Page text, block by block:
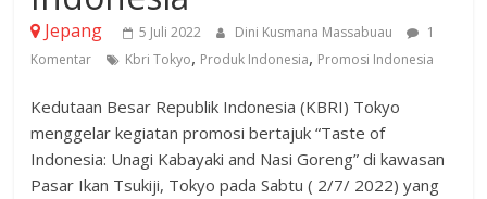
Jepang 5 Juli 2022 Dini Kusmana Massabuau
1
Komentar
Kbri Tokyo, Produk Indonesia, Promosi Indonesia
Kedutaan Besar Republik Indonesia (KBRI) Tokyo
menggelar kegiatan promosi bertajuk “Taste of
Indonesia: Unagi Kabayaki and Nasi Goreng” di kawasan
Pasar Ikan Tsukiji, Tokyo pada Sabtu ( 2/7/ 2022) yang